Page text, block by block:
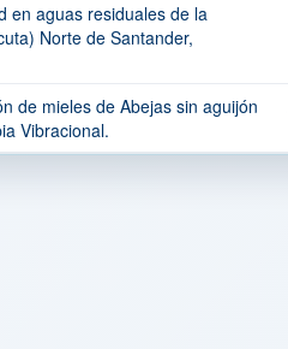
en aguas residuales de la
Norte de Santander,
de mieles de Abejas sin aguijón
Vibracional.